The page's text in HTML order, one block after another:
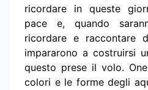
ricordare in queste
pace e, quando
ricordare e raccontare
impararono a costruirsi
questo prese il volo.
colori e le forme degli